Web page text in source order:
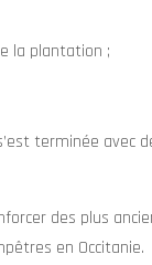
la plantation ;
terminée avec
des plus
en Occitanie.